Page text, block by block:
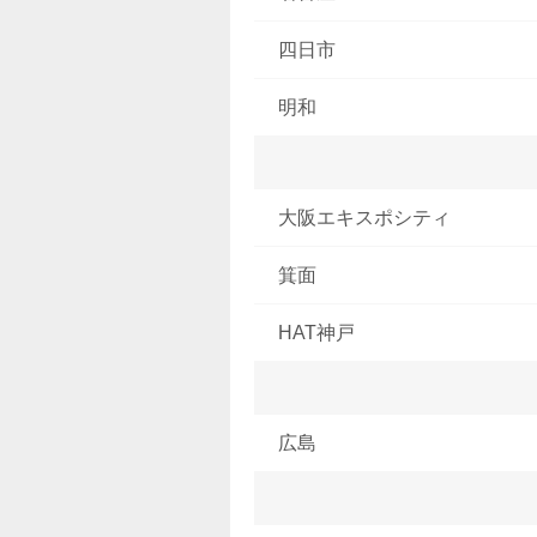
四日市
明和
大阪エキスポシティ
箕面
HAT神戸
広島